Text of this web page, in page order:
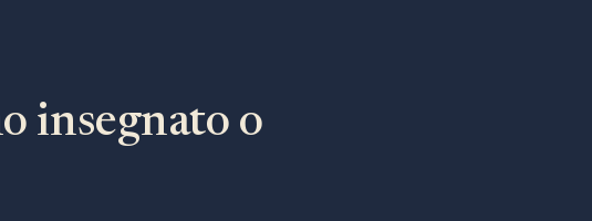
insegnato o